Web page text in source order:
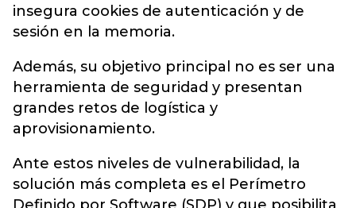
insegura cookies de autenticación y de
sesión en la memoria.
Además, su objetivo principal no es ser una
herramienta de seguridad y presentan
grandes retos de logística y
aprovisionamiento.
Ante estos niveles de vulnerabilidad, la
solución más completa es el Perímetro